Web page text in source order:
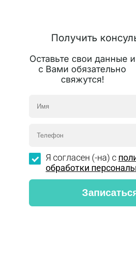
Получить
Оставьте свои данные и
с Вами обязательно
свяжутся!
Я согласен (-на) с
обработки